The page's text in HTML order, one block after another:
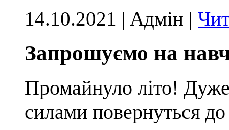
14.10.2021 | Aдмін |
Запрошуємо на
Промайнуло літо!
силами повернуться